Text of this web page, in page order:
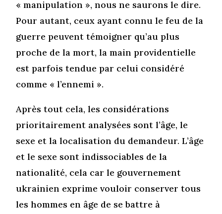
« manipulation », nous ne saurons le dire.
Pour autant, ceux ayant connu le feu de la
guerre peuvent témoigner qu’au plus
proche de la mort, la main providentielle
est parfois tendue par celui considéré
comme « l’ennemi ».
Après tout cela, les considérations
prioritairement analysées sont l’âge, le
sexe et la localisation du demandeur. L’âge
et le sexe sont indissociables de la
nationalité, cela car le gouvernement
ukrainien exprime vouloir conserver tous
les hommes en âge de se battre à